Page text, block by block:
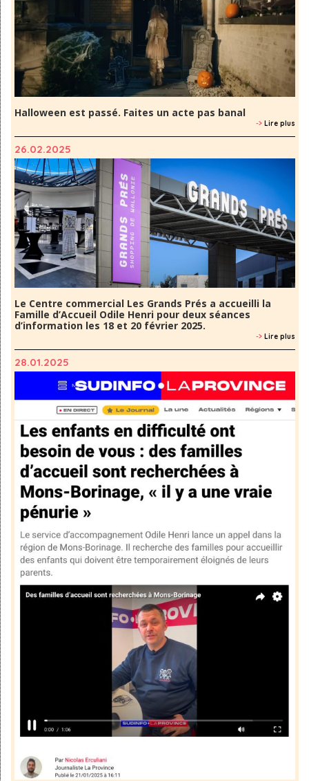
Halloween est passé. Faites un acte pas banal
-> Lire plus
26.02.2025
Le Centre commercial Les Grands Prés a accueilli la
Famille d’Accueil Odile Henri pour deux séances
d’information les 18 et 20 février 2025.
-> Lire plus
28.01.2025